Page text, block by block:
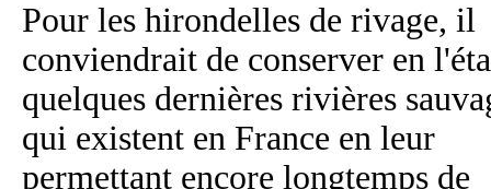
Pour les hirondelles de rivage, il
conviendrait de conserver en
quelques dernières rivières
qui existent en France en leur
permettant encore longtemps de